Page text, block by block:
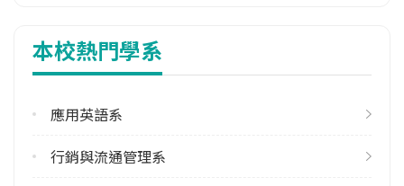
113學年度下學期
2
雙主修人數
1
本校熱門學系
應用英語系
行銷與流通管理系